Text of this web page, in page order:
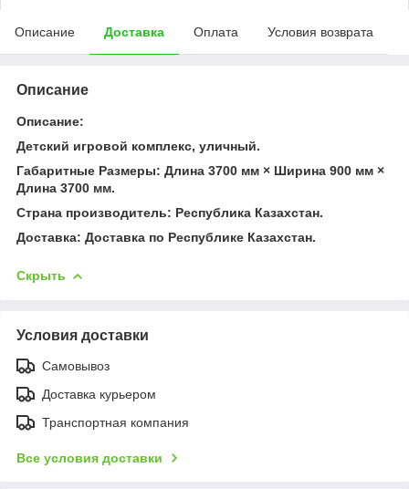
Описание Доставка Оплата Условия возврата
Описание
Описание:
Детский игровой комплекс, уличный.
Габаритные Размеры: Длина 3700 мм × Ширина 900 мм ×
Длина 3700 мм.
Страна производитель: Республика Казахстан.
Доставка: Доставка по Республике Казахстан.
Скрыть
Условия доставки
Самовывоз
Доставка курьером
Транспортная компания
Все условия доставки